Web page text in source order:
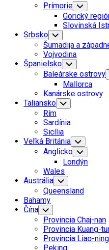
Prímorie Toggle
Child
Menu
Gorický
Slovinská
Srbsko Toggle
Child
Menu
Šumadija a
Vojvodina
Španielsko Toggle
Child
Menu
Baleárske ostrovy
Mallorca
Kanárske ostrovy
Taliansko Toggle
Child
Menu
Rím
Sardínia
Sicília
Veľká Británia Toggle
Child
Menu
Anglicko Toggle
Child
Menu
Londýn
Wales
Austrália Toggle
Child
Menu
Queensland
Bahamy
Čína Toggle
Child
Menu
Provincia Chaj-nan
Provincia Kuang-
Provincia Liao-ning
Peking